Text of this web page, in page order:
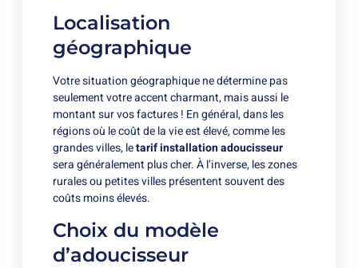
Localisation
géographique
Votre situation géographique ne détermine pas
seulement votre accent charmant, mais aussi le
montant sur vos factures ! En général, dans les
régions où le coût de la vie est élevé, comme les
grandes villes, letarif installation adoucisseur
sera généralement plus cher. À l’inverse, les zones
rurales ou petites villes présentent souvent des
coûts moins élevés.
Choix du modèle
d’adoucisseur